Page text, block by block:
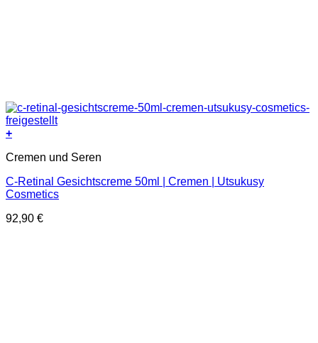
+
Cremen und Seren
C-Retinal Gesichtscreme 50ml | Cremen | Utsukusy
Cosmetics
92,90 €